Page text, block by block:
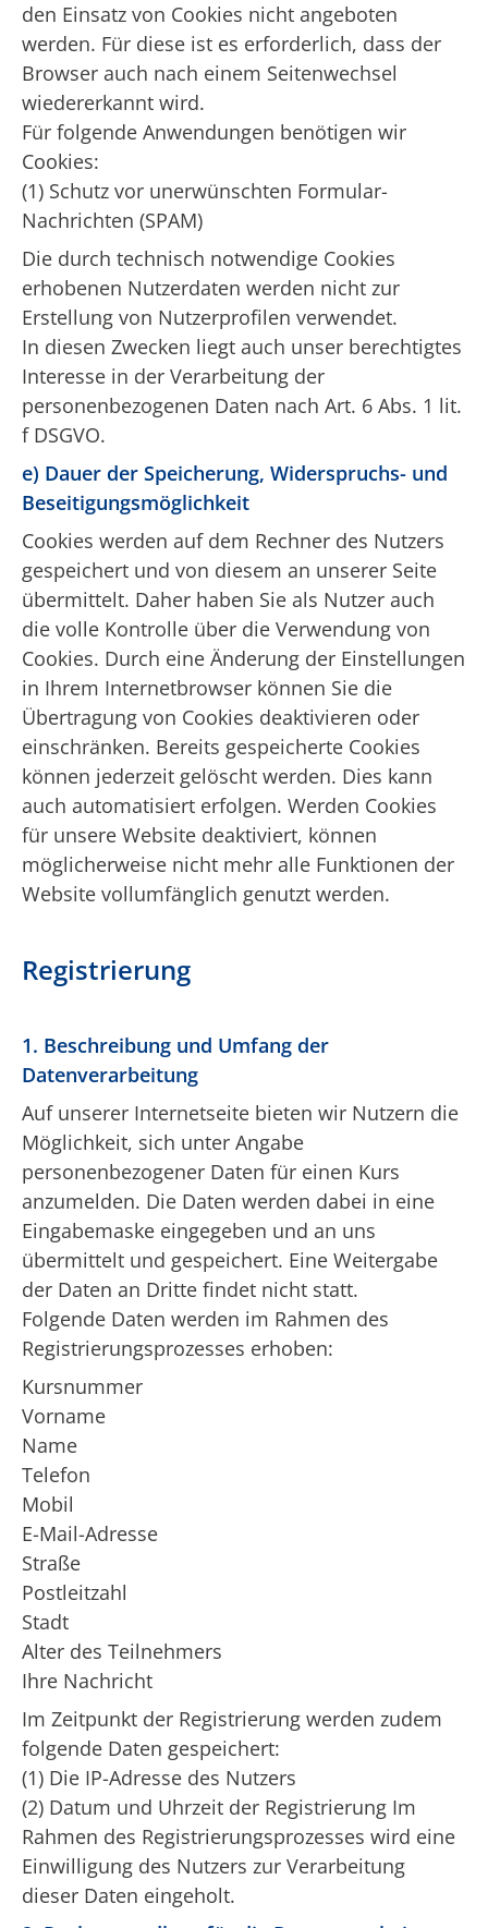
den Einsatz von Cookies nicht angeboten
werden. Für diese ist es erforderlich, dass der
Browser auch nach einem Seitenwechsel
wiedererkannt wird.
Für folgende Anwendungen benötigen wir
Cookies:
(1) Schutz vor unerwünschten Formular-
Nachrichten (SPAM)
Die durch technisch notwendige Cookies
erhobenen Nutzerdaten werden nicht zur
Erstellung von Nutzerprofilen verwendet.
In diesen Zwecken liegt auch unser berechtigtes
Interesse in der Verarbeitung der
personenbezogenen Daten nach Art. 6 Abs. 1 lit.
f DSGVO.
e) Dauer der Speicherung, Widerspruchs- und
Beseitigungsmöglichkeit
Cookies werden auf dem Rechner des Nutzers
gespeichert und von diesem an unserer Seite
übermittelt. Daher haben Sie als Nutzer auch
die volle Kontrolle über die Verwendung von
Cookies. Durch eine Änderung der Einstellungen
in Ihrem Internetbrowser können Sie die
Übertragung von Cookies deaktivieren oder
einschränken. Bereits gespeicherte Cookies
können jederzeit gelöscht werden. Dies kann
auch automatisiert erfolgen. Werden Cookies
für unsere Website deaktiviert, können
möglicherweise nicht mehr alle Funktionen der
Website vollumfänglich genutzt werden.
Registrierung
1. Beschreibung und Umfang der
Datenverarbeitung
Auf unserer Internetseite bieten wir Nutzern die
Möglichkeit, sich unter Angabe
personenbezogener Daten für einen Kurs
anzumelden. Die Daten werden dabei in eine
Eingabemaske eingegeben und an uns
übermittelt und gespeichert. Eine Weitergabe
der Daten an Dritte findet nicht statt.
Folgende Daten werden im Rahmen des
Registrierungsprozesses erhoben:
Kursnummer
Vorname
Name
Telefon
Mobil
E-Mail-Adresse
Straße
Postleitzahl
Stadt
Alter des Teilnehmers
Ihre Nachricht
Im Zeitpunkt der Registrierung werden zudem
folgende Daten gespeichert:
(1) Die IP-Adresse des Nutzers
(2) Datum und Uhrzeit der Registrierung Im
Rahmen des Registrierungsprozesses wird eine
Einwilligung des Nutzers zur Verarbeitung
dieser Daten eingeholt.